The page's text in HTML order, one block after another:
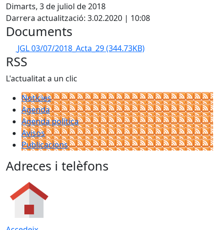
Dimarts, 3 de juliol de 2018
Darrera actualització: 3.02.2020 | 10:08
Documents
JGL 03/07/2018_Acta_29(344.73KB)
RSS
L'actualitat a un clic
Notícies
Agenda
Agenda política
Avisos
Publicacions
Adreces i telèfons